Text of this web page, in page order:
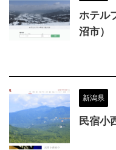
ホテル
沼市）
新潟県
民宿小